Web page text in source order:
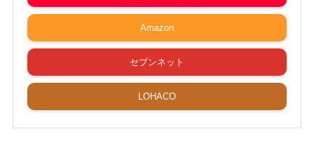
Amazon
セブンネット
LOHACO